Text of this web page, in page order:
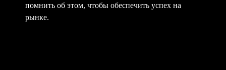
помнить об этом, чтобы обеспечить успех на
рынке.